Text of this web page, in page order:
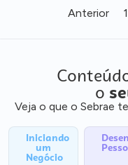
Anterior 1
o
Veja o que o Sebrae
Iniciando
um
Negócio